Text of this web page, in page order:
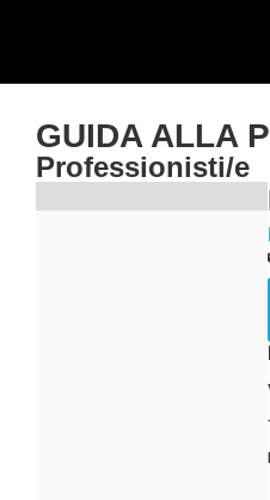
GUIDA ALLA
Professionisti/e